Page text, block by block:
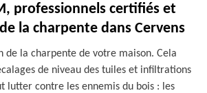
professionnels certifiés et
la charpente dans Cervens
de la charpente de votre maison. Cela
de niveau des tuiles et infiltrations
lutter contre les ennemis du bois : les